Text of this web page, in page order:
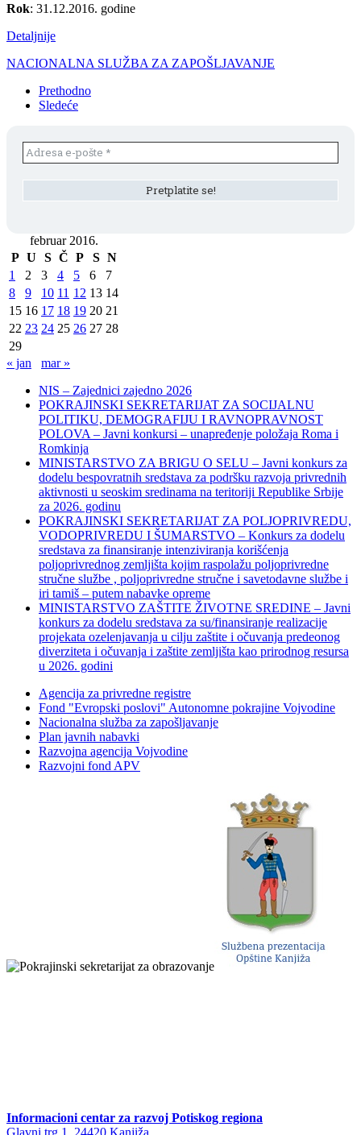
Rok: 31.12.2016. godine
Detaljnije
NACIONALNA SLUŽBA ZA ZAPOŠLJAVANJE
Prethodno
Sledeće
februar 2016.
P U S Č P S N
1
2 3 4 5 6
7
8
9 10 11 12 13 14
15 16 17 18 19 20 21
22 23 24 25 26 27 28
29
« jan
mar »
NIS – Zajednici zajedno 2026
POKRAJINSKI SEKRETARIJAT ZA SOCIJALNU
POLITIKU, DEMOGRAFIJU I RAVNOPRAVNOST
POLOVA – Javni konkursi – unapređenje položaja Roma i
Romkinja
MINISTARSTVO ZA BRIGU O SELU – Javni konkurs za
dodelu bespovratnih sredstava za podršku razvoja privrednih
aktivnosti u seoskim sredinama na teritoriji Republike Srbije
za 2026. godinu
POKRAJINSKI SEKRETARIJAT ZA POLJOPRIVREDU,
VODOPRIVREDU I ŠUMARSTVO – Konkurs za dodelu
sredstava za finansiranje intenziviranja korišćenja
poljoprivrednog zemljišta kojim raspolažu poljoprivredne
stručne službe , poljoprivredne stručne i savetodavne službe i
iri tamiš ‒ putem nabavke opreme
MINISTARSTVO ZAŠTITE ŽIVOTNE SREDINE – Javni
konkurs za dodelu sredstava za su/finansiranje realizacije
projekata ozelenjavanja u cilju zaštite i očuvanja predeonog
diverziteta i očuvanja i zaštite zemljišta kao prirodnog resursa
u 2026. godini
Agencija za privredne registre
Fond "Evropski poslovi" Autonomne pokrajine Vojvodine
Nacionalna služba za zapošljavanje
Plan javnih nabavki
Razvojna agencija Vojvodine
Razvojni fond APV
Informacioni centar za razvoj Potiskog regiona
Glavni trg 1, 24420 Kanjiža